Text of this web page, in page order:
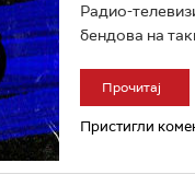
Радио-
бендова на
Прочитај
Пристигли